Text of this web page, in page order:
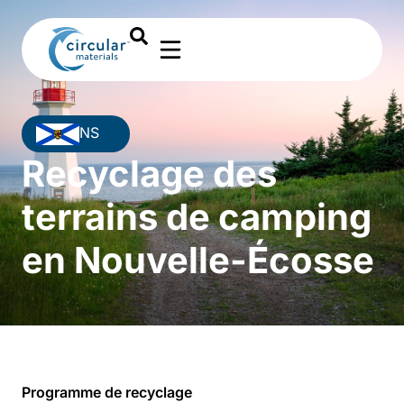
NS
Recyclage des
terrains de camping
en Nouvelle-Écosse
Programme de recyclage